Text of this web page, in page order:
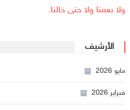
ولا بعمنا ولا حتى خالنا.
الأرشيف
مايو 2026
فبراير 2026